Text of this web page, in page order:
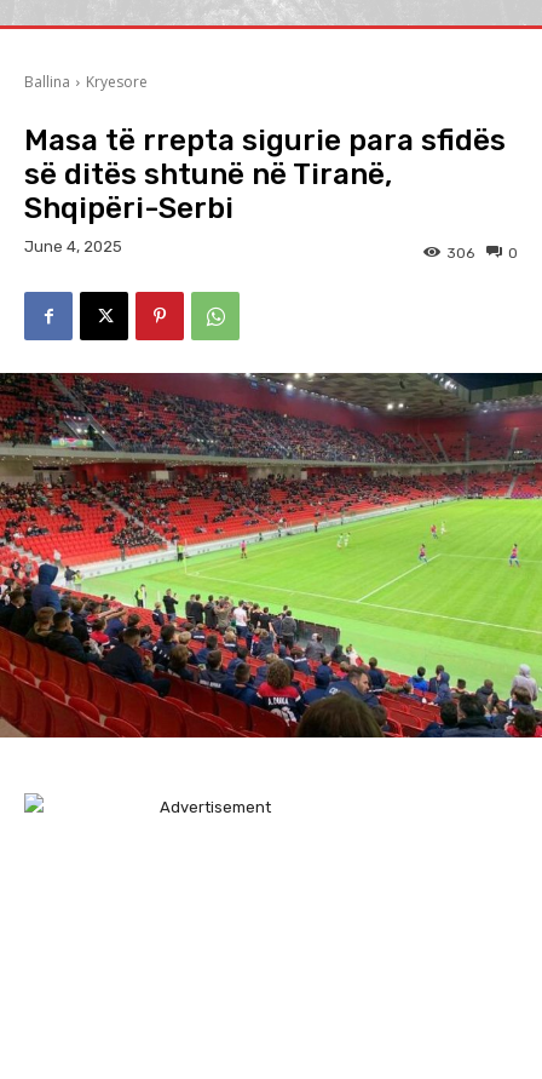
Ballina Kryesore
Masa të rrepta sigurie para sfidës
së ditës shtunë në Tiranë,
Shqipëri-Serbi
June 4, 2025 0
306